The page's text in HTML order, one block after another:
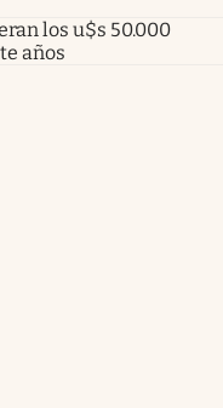
los u$s 50.000
años